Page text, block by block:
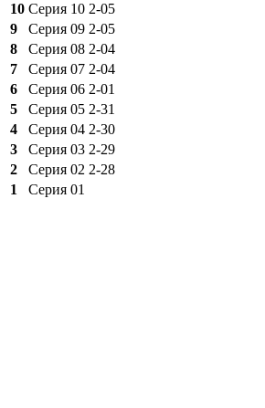
10 Серия 10 2-05
9
Серия 09 2-05
8
Серия 08 2-04
7
Серия 07 2-04
6
Серия 06 2-01
5
Серия 05 2-31
4
Серия 04 2-30
3
Серия 03 2-29
2
Серия 02 2-28
1
Серия 01